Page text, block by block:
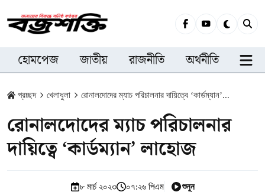
হোমপেজ জাতীয় রাজনীতি অর্থনীতি
প্রচ্ছদ খেলাধুলা রোনালদোদের ম্যাচ পরিচালনার দায়িত্বে ‘কার্ডম্যান’...
রোনালদোদের ম্যাচ পরিচালনার
দায়িত্বে ‘কার্ডম্যান’ লাহোজ
৮ মার্চ ২০২৩ ০৭:২৬ পিএম শুনুন